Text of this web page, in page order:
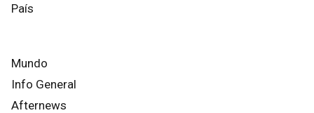
País
Mundo
Info General
Afternews